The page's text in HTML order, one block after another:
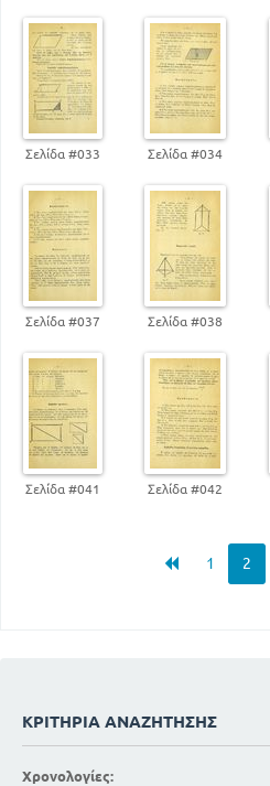
Σελίδα #033 Σελίδα #034
Σελίδα #037 Σελίδα #038
Σελίδα #041 Σελίδα #042
1 2
ΚΡΙΤΉΡΙΑ ΑΝΑΖΉΤΗΣΗΣ
Χρονολογίες: